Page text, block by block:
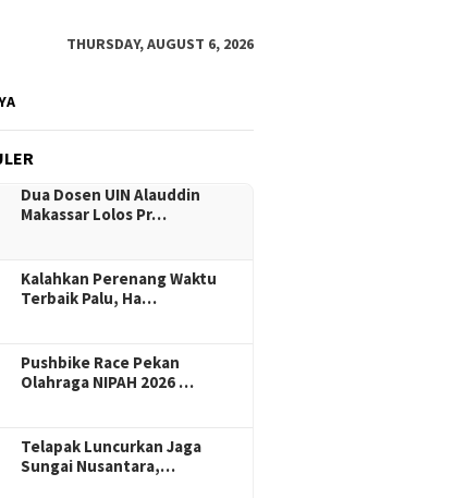
THURSDAY, AUGUST 6, 2026
Dua Dosen UIN Alauddin
Makassar Lolos Pr…
Kalahkan Perenang Waktu
Terbaik Palu, Ha…
Pushbike Race Pekan
Olahraga NIPAH 2026 …
Telapak Luncurkan Jaga
Sungai Nusantara,…